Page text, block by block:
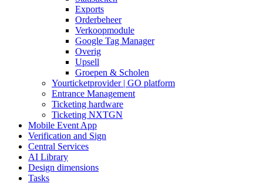
Exports
Orderbeheer
Verkoopmodule
Google Tag Manager
Overig
Upsell
Groepen & Scholen
Yourticketprovider | GO platform
Entrance Management
Ticketing hardware
Ticketing NXTGN
Mobile Event App
Verification and Sign
Central Services
AI Library
Design dimensions
Tasks